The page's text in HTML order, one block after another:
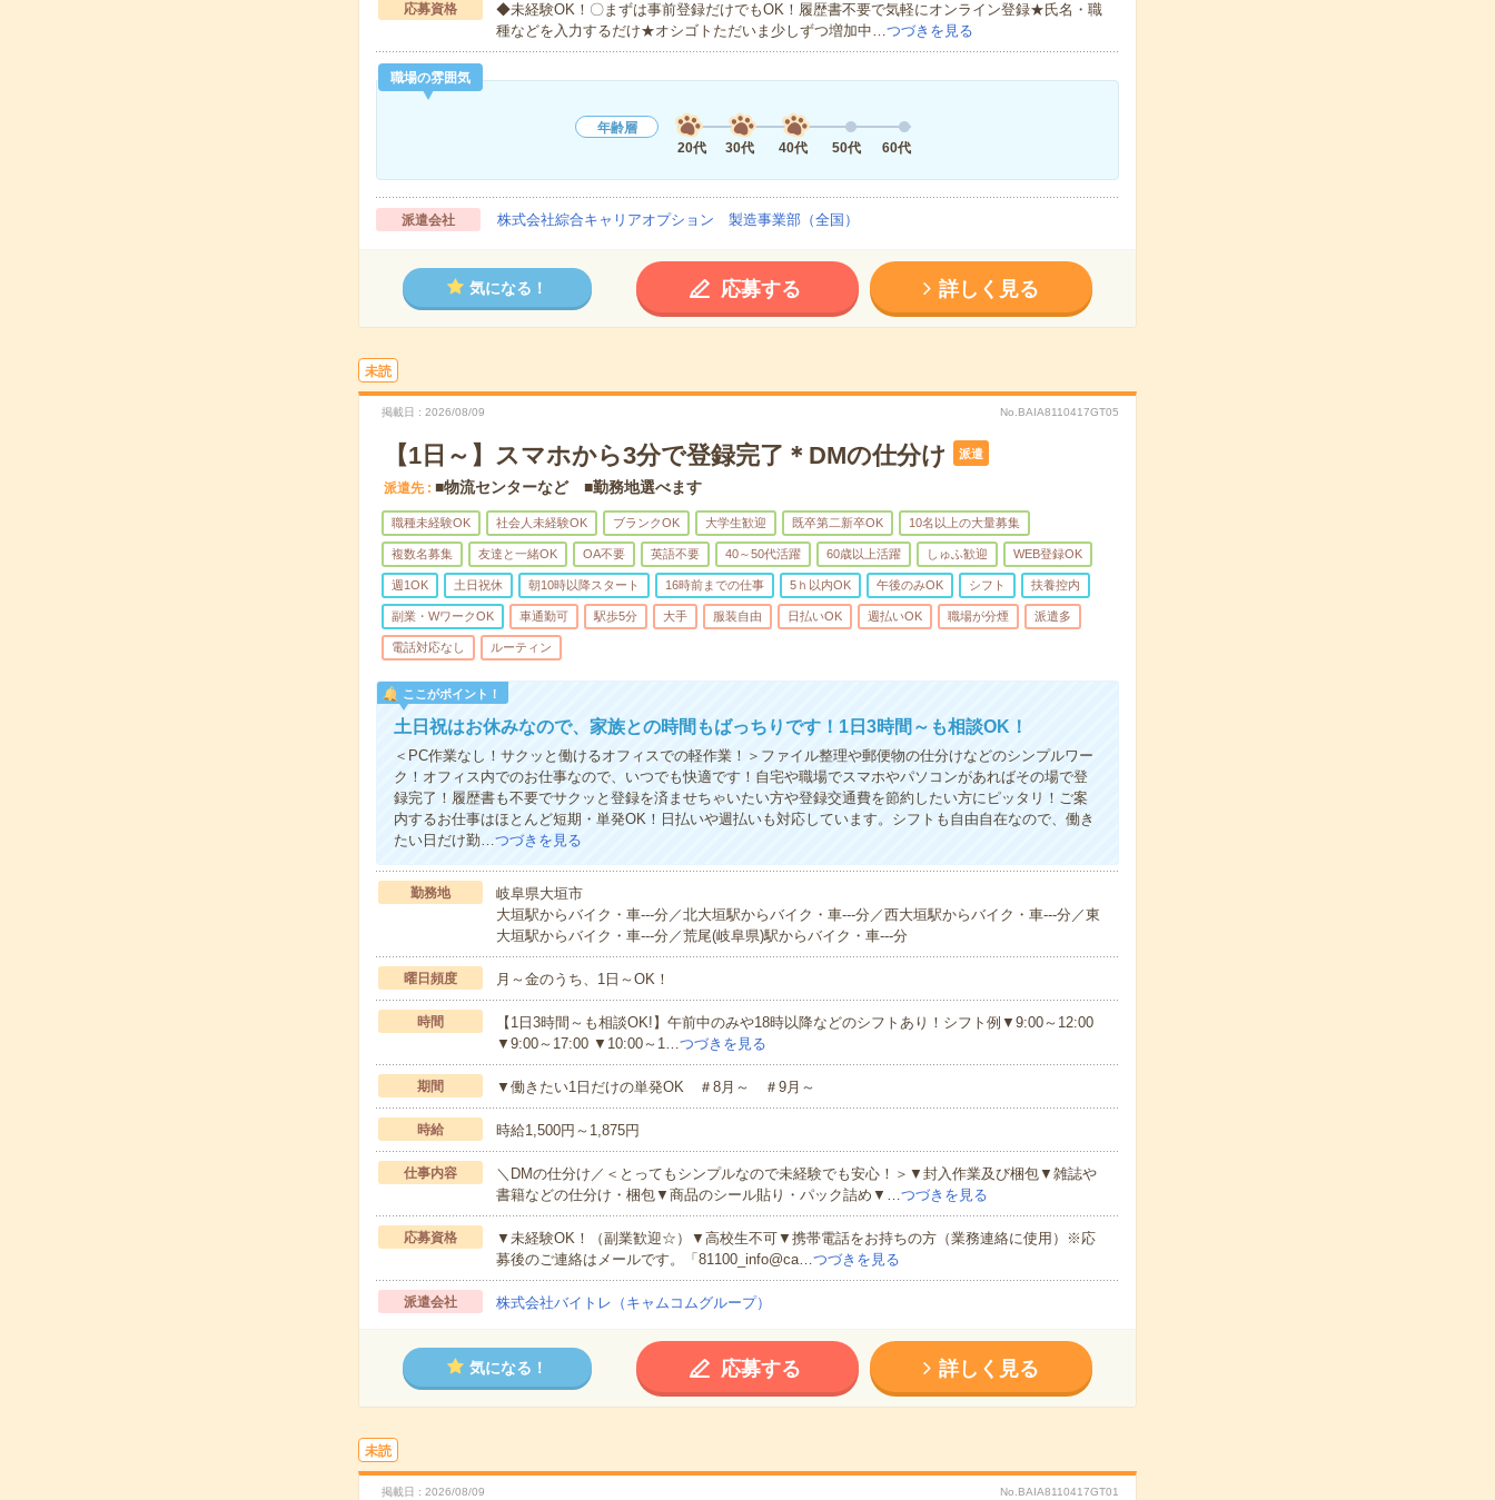
応募資格
◆未経験OK！〇まずは事前登録だけでもOK！履歴書不要で気軽にオンライン登録★氏名・職
種などを入力するだけ★オシゴトただいま少しずつ増加中…つづきを見る
職場の雰囲気
年齢層
20代
30代 40代 50代 60代
派遣会社 株式会社綜合キャリアオプション 製造事業部（全国）
気になる！ 応募する 詳しく見る
未読
掲載日 2026/08/09 No.BAIA8110417GT05
【1日～】スマホから3分で登録完了＊DMの仕分け 派遣
派遣先 ■物流センターなど ■勤務地選べます
職種未経験OK 社会人未経験OK ブランクOK 大学生歓迎 既卒第二新卒OK 10名以上の大量募集
複数名募集 友達と一緒OK OA不要 英語不要 40～50代活躍 60歳以上活躍 しゅふ歓迎 WEB登録OK
週1OK 土日祝休 朝10時以降スタート 16時前までの仕事 5ｈ以内OK 午後のみOK シフト 扶養控内
副業・WワークOK 車通勤可 駅歩5分 大手 服装自由 日払いOK 週払いOK 職場が分煙 派遣多
電話対応なし ルーティン
ここがポイント！
土日祝はお休みなので、家族との時間もばっちりです！1日3時間～も相談OK！
＜PC作業なし！サクッと働けるオフィスでの軽作業！＞ファイル整理や郵便物の仕分けなどのシンプルワー
ク！オフィス内でのお仕事なので、いつでも快適です！自宅や職場でスマホやパソコンがあればその場で登
録完了！履歴書も不要でサクッと登録を済ませちゃいたい方や登録交通費を節約したい方にピッタリ！ご案
内するお仕事はほとんど短期・単発OK！日払いや週払いも対応しています。シフトも自由自在なので、働き
たい日だけ勤…つづきを見る
勤務地
岐阜県大垣市
大垣駅からバイク・車---分／北大垣駅からバイク・車---分／西大垣駅からバイク・車---分／東
大垣駅からバイク・車---分／荒尾(岐阜県)駅からバイク・車---分
曜日頻度 月～金のうち、1日～OK！
時間
【1日3時間～も相談OK!】午前中のみや18時以降などのシフトあり！シフト例▼9:00～12:00
▼9:00～17:00 ▼10:00～1…つづきを見る
期間 ▼働きたい1日だけの単発OK ＃8月～ ＃9月～
時給 時給1,500円～1,875円
仕事内容
＼DMの仕分け／＜とってもシンプルなので未経験でも安心！＞▼封入作業及び梱包▼雑誌や
書籍などの仕分け・梱包▼商品のシール貼り・パック詰め▼…つづきを見る
応募資格
▼未経験OK！（副業歓迎☆）▼高校生不可▼携帯電話をお持ちの方（業務連絡に使用）※応
募後のご連絡はメールです。「81100_info@ca…つづきを見る
派遣会社 株式会社バイトレ（キャムコムグループ）
気になる！ 応募する 詳しく見る
未読
掲載日 2026/08/09 No.BAIA8110417GT01